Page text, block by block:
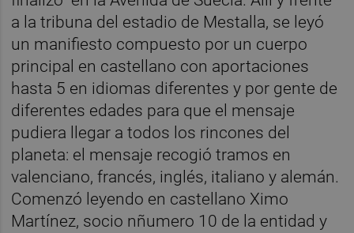
a la tribuna del estadio de Mestalla, se leyó
un manifiesto compuesto por un cuerpo
principal en castellano con aportaciones
hasta 5 en idiomas diferentes y por gente de
diferentes edades para que el mensaje
pudiera llegar a todos los rincones del
planeta: el mensaje recogió tramos en
valenciano, francés, inglés, italiano y alemán.
Comenzó leyendo en castellano Ximo
Martínez, socio nñumero 10 de la entidad y